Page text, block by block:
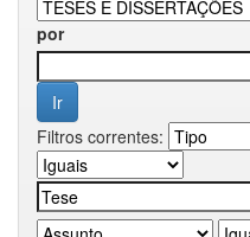
por
Filtros correntes: